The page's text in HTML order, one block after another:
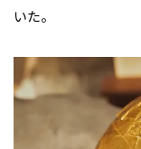
いた。